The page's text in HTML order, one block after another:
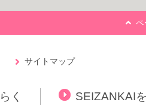
ペ
サイトマップ
く SEIZANKAI